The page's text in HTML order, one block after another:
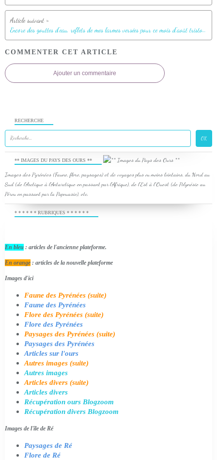
Encore des gouttes d'eau, reflets de mes larmes versées pour ce mois d'août tristounet
COMMENTER CET ARTICLE
Ajouter un commentaire
RECHERCHE
** IMAGES DU PAYS DES OURS **
Images des Pyrénées (Faune, flore, paysages) et de voyages plus ou moins lointains, du Nord au
Sud (de l'Arctique à l'Antarctique en passant par l'Afrique), de l'Est à l'Ouest (de Polynésie au
Pérou en passant par la Papouasie), etc.
* * * * * * RUBRIQUES * * * * * *
En bleu : articles de l'ancienne plateforme.
En orange : articles de la nouvelle plateforme
Images d'ici
Faune des Pyrénées (suite)
Faune des Pyrénées
Flore des Pyrénées (suite)
Flore des Pyrénées
Paysages des Pyrénées (suite)
Paysages des Pyrénées
Articles sur l'ours
Autres images (suite)
Autres images
Articles divers (suite)
Articles divers
Récupération ours Blogzoom
Récupération divers Blogzoom
Images de l'île de Ré
Paysages de Ré
Flore de Ré